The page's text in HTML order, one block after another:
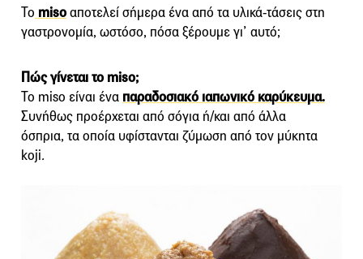
Το misoαποτελεί σήμερα ένα από τα υλικά-τάσεις στη
γαστρονομία, ωστόσο, πόσα ξέρουμε γι’ αυτό;
Πώς γίνεται το miso;
Το miso είναι ένα παραδοσιακό ιαπωνικό καρύκευμα.
Συνήθως προέρχεται από σόγια ή/και από άλλα
όσπρια, τα οποία υφίστανται ζύμωση από τον μύκητα
koji.